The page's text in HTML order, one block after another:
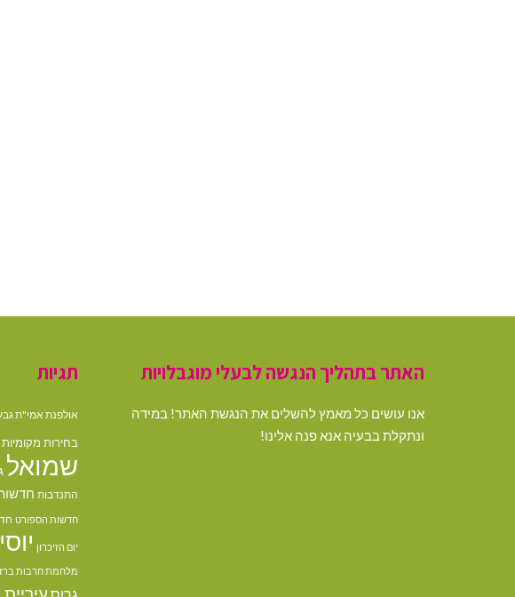
האתר בתהליך הנגשה לבעלי מוגבלויות
אנו עושים כל מאמץ להשלים את הנגשת האתר! במידה
ונתקלת בבעיה אנא פנה אלינו!
תגיות
אולפנת אמי"ת
בחירות מקומיות
שמואל
התנדבות חדשות
חדשות הספורט
יום הזיכרון
מלחמת חרבות